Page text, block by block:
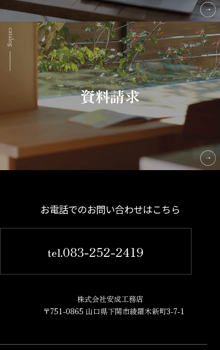
資料請求
お電話でのお問い合わせはこちら
tel.083-252-2419
株式会社安成工務店
〒751-0865 山口県下関市綾羅木新町3-7-1